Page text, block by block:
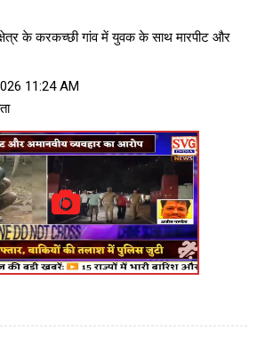
के करकच्छी गांव में युवक के साथ मारपीट और
11:24 AM